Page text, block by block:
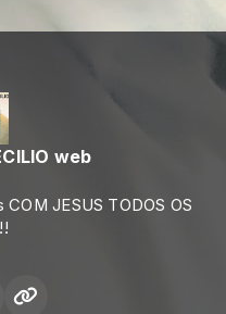
web
JESUS TODOS OS